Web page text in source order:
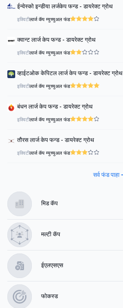
ईन्वेस्को इन्डीया लर्जकेप फन्ड - डायरेक्ट ग्रोथ
इक्विटीलार्ज कॅप म्युच्युअल फंड
क्वान्ट लार्ज केप फन्ड - डायरेक्ट ग्रोथ
इक्विटीलार्ज कॅप म्युच्युअल फंड
व्हाईटओक केपिटल लार्ज केप फन्ड - डायरेक्ट ग्रोथ
इक्विटीलार्ज कॅप म्युच्युअल फंड
बंधन लार्ज केप फन्ड - डायरेक्ट ग्रोथ
इक्विटीलार्ज कॅप म्युच्युअल फंड
तौरस लार्ज केप फन्ड - डायरेक्ट ग्रोथ
इक्विटीलार्ज कॅप म्युच्युअल फंड
सर्व फंड पाहा
मिड कॅप
मल्टी कॅप
ईएलएसएस
फोकस्ड